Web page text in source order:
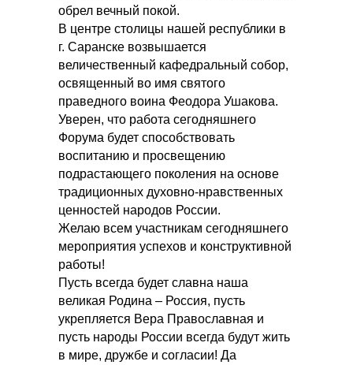
обрел вечный покой.
В центре столицы нашей республики в
г. Саранске возвышается
величественный кафедральный собор,
освященный во имя святого
праведного воина Феодора Ушакова.
Уверен, что работа сегодняшнего
Форума будет способствовать
воспитанию и просвещению
подрастающего поколения на основе
традиционных духовно-нравственных
ценностей народов России.
Желаю всем участникам сегодняшнего
мероприятия успехов и конструктивной
работы!
Пусть всегда будет славна наша
великая Родина – Россия, пусть
укрепляется Вера Православная и
пусть народы России всегда будут жить
в мире, дружбе и согласии! Да